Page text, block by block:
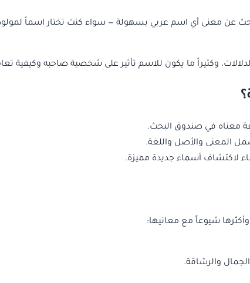
عن معنى أي اسم عربي بسهولة — سواء كنت تختار اسماً
وكثيراً ما يكون للاسم تأثير على شخصية صاحبه وكيفية
معناه في صندوق البحث.
المعنى والأصل واللغة.
لاكتشاف أسماء جديدة مميزة.
شيوعاً مع معانيها:
الجمال والرشاقة.